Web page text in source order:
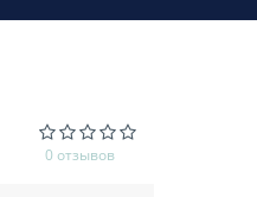
0 отзывов